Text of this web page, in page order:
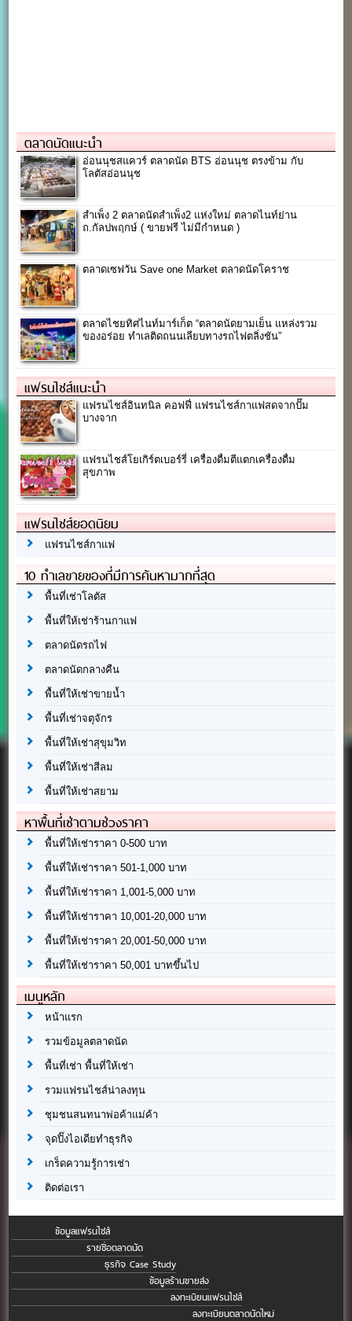
ตลาดนัดแนะนำ
อ่อนนุชสแควร์ ตลาดนัด BTS อ่อนนุช ตรงข้าม กับ
โลตัสอ่อนนุช
สำเพ็ง 2 ตลาดนัดสำเพ็ง2 แห่งใหม่ ตลาดไนท์ย่าน
ถ.กัลปพฤกษ์ ( ขายฟรี ไม่มีกำหนด )
ตลาดเซฟวัน Save one Market ตลาดนัดโคราช
ตลาดไชยทิศไนท์มาร์เก็ต “ตลาดนัดยามเย็น แหล่งรวม
ของอร่อย ทำเลติดถนนเลียบทางรถไฟตลิ่งชัน”
แฟรนไชส์แนะนำ
แฟรนไชส์อินทนิล คอฟฟี่ แฟรนไชส์กาแฟสดจากปั๊ม
บางจาก
แฟรนไชส์โยเกิร์ตเบอร์รี่ เครื่องดื่มตีแตกเครื่องดื่ม
สุขภาพ
แฟรนไชส์ยอดนิยม
แฟรนไชส์กาแฟ
10 ทำเลขายของที่มีการค้นหามากที่สุด
พื้นที่เช่าโลตัส
พื้นที่ให้เช่าร้านกาแฟ
ตลาดนัดรถไฟ
ตลาดนัดกลางคืน
พื้นที่ให้เช่าขายน้ำ
พื้นที่เช่าจตุจักร
พื้นที่ให้เช่าสุขุมวิท
พื้นที่ให้เช่าสีลม
พื้นที่ให้เช่าสยาม
หาพื้นที่เช่าตามช่วงราคา
พื้นที่ให้เช่าราคา 0-500 บาท
พื้นที่ให้เช่าราคา 501-1,000 บาท
พื้นที่ให้เช่าราคา 1,001-5,000 บาท
พื้นที่ให้เช่าราคา 10,001-20,000 บาท
พื้นที่ให้เช่าราคา 20,001-50,000 บาท
พื้นที่ให้เช่าราคา 50,001 บาทขึ้นไป
เมนูหลัก
หน้าแรก
รวมข้อมูลตลาดนัด
พื้นที่เช่า พื้นที่ให้เช่า
รวมแฟรนไชส์น่าลงทุน
ชุมชนสนทนาพ่อค้าแม่ค้า
จุดปิ๊งไอเดียทำธุรกิจ
เกร็ดความรู้การเช่า
ติดต่อเรา
ข้อมูลแฟรนไชส์
รายชื่อตลาดนัด
ธุรกิจ Case Study
ข้อมูลร้านขายส่ง
ลงทะเบียนแฟรนไชส์
ลงทะเบียนตลาดนัดใหม่